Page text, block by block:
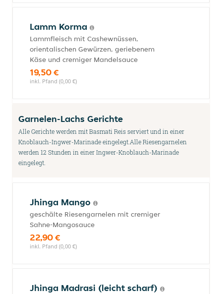
Lamm Korma
Lammfleisch mit Cashewnüssen,
orientalischen Gewürzen, geriebenem
Käse und cremiger Mandelsauce
19,50 €
inkl. Pfand (0,00 €)
Garnelen-Lachs Gerichte
Alle Gerichte werden mit Basmati Reis serviert und in einer
Knoblauch-Ingwer-Marinade eingelegt.Alle Riesengarnelen
werden 12 Stunden in einer Ingwer-Knoblauch-Marinade
eingelegt.
Jhinga Mango
geschälte Riesengarnelen mit cremiger
Sahne-Mangosauce
22,90 €
inkl. Pfand (0,00 €)
Jhinga Madrasi (leicht scharf)